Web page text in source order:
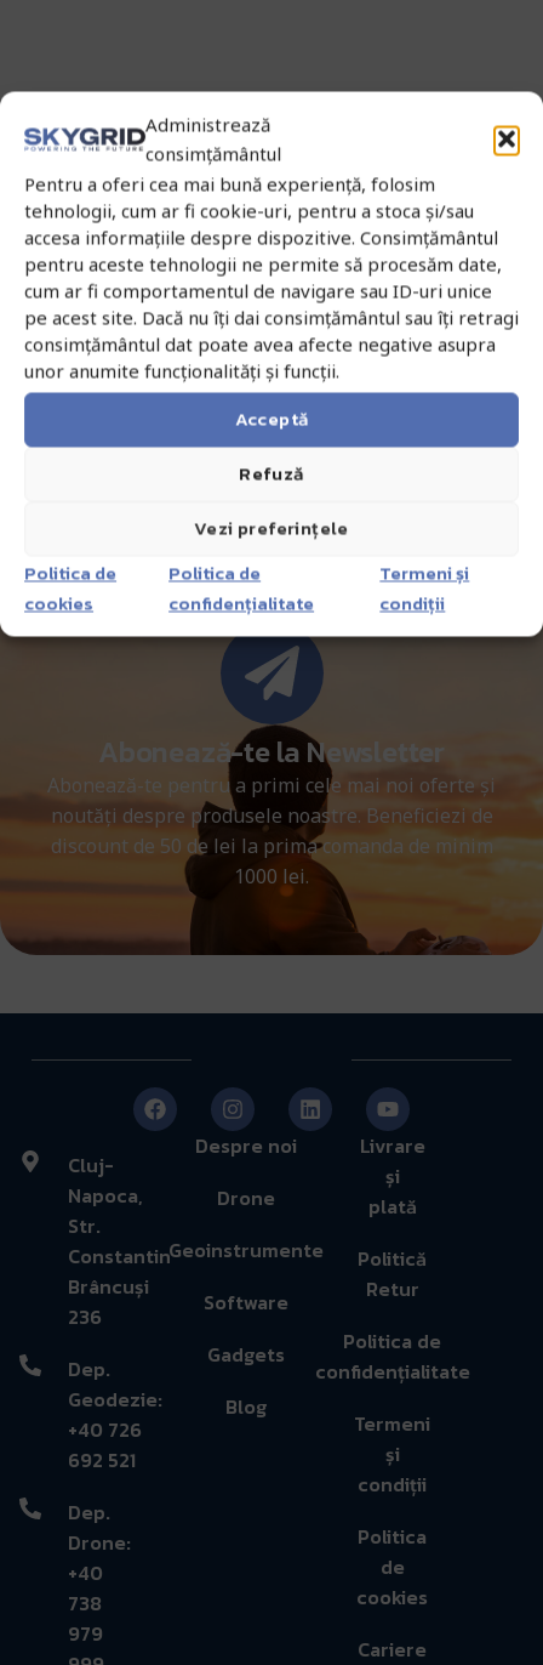
Administrează
consimțământul
Pentru a oferi cea mai bună experiență, folosim
tehnologii, cum ar fi cookie-uri, pentru a stoca și/sau
accesa informațiile despre dispozitive. Consimțământul
pentru aceste tehnologii ne permite să procesăm date,
cum ar fi comportamentul de navigare sau ID-uri unice
pe acest site. Dacă nu îți dai consimțământul sau îți retragi
consimțământul dat poate avea afecte negative asupra
unor anumite funcționalități și funcții.
Acceptă
Refuză
Vezi preferințele
Politica de
cookies
Politica de
confidențialitate
Termeni și
condiții
Abonează-te la Newsletter
Abonează-te pentru a primi cele mai noi oferte și
noutăți despre produsele noastre. Beneficiezi de
discount de 50 de lei la prima comanda de minim
1000 lei.
Cluj-
Napoca,
Str.
Constantin
Brâncuși
236
Dep.
Geodezie:
+40 726
692 521
Dep.
Drone:
+40
738
979
Despre noi
Drone
Geoinstrumente
Software
Gadgets
Blog
Livrare
și
plată
Politică
Retur
Politica de
confidențialitate
Termeni
și
condiții
Politica
de
cookies
Cariere